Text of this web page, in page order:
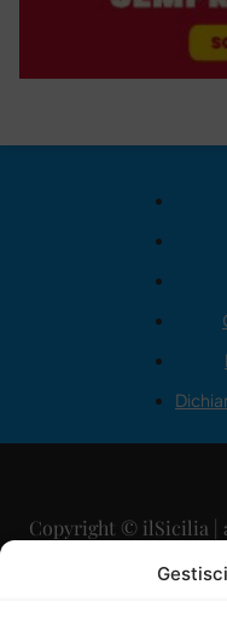
Copyright © ilSicilia |